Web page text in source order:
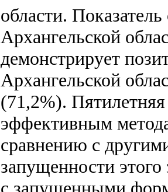
области.
Архангельской
демонстрирует
Архангельской
(71,2%).
эффективным
сравнению с
запущенности